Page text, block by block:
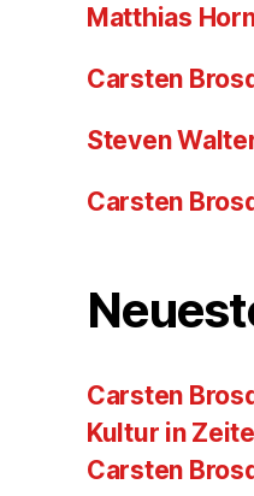
Matthias
Carsten
Steven
Carsten
Carsten
Kultur in
Carsten